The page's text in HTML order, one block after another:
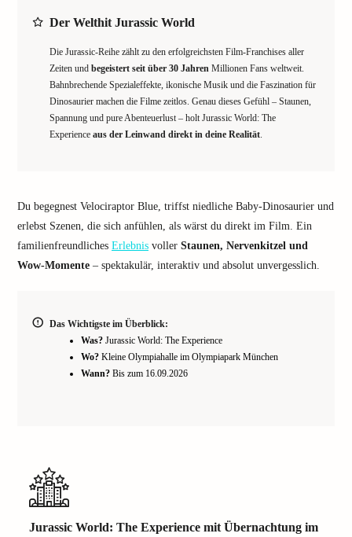
Der Welthit Jurassic World
Die Jurassic-Reihe zählt zu den erfolgreichsten Film-Franchises aller
Zeiten und begeistert seit über 30 Jahren Millionen Fans weltweit.
Bahnbrechende Spezialeffekte, ikonische Musik und die Faszination für
Dinosaurier machen die Filme zeitlos. Genau dieses Gefühl – Staunen,
Spannung und pure Abenteuerlust – holt Jurassic World: The
Experience aus der Leinwand direkt in deine Realität.
Du begegnest Velociraptor Blue, triffst niedliche Baby-Dinosaurier und
erlebst Szenen, die sich anfühlen, als wärst du direkt im Film. Ein
familienfreundliches Erlebnis voller Staunen, Nervenkitzel und
Wow-Momente – spektakulär, interaktiv und absolut unvergesslich.
Das Wichtigste im Überblick:
Was? Jurassic World: The Experience
Wo? Kleine Olympiahalle im Olympiapark München
Wann? Bis zum 16.09.2026
Jurassic World: The Experience mit Übernachtung im